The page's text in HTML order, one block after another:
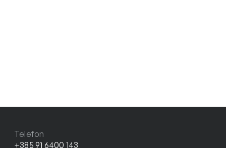
Telefon
+385 91 6400 143